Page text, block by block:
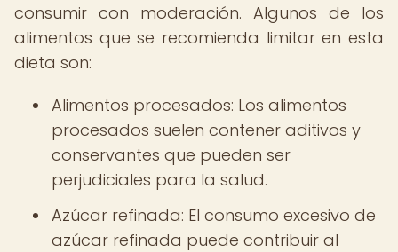
consumir con moderación. Algunos de los
alimentos que se recomienda limitar en esta
dieta son:
Alimentos procesados: Los alimentos
procesados suelen contener aditivos y
conservantes que pueden ser
perjudiciales para la salud.
Azúcar refinada: El consumo excesivo de
azúcar refinada puede contribuir al